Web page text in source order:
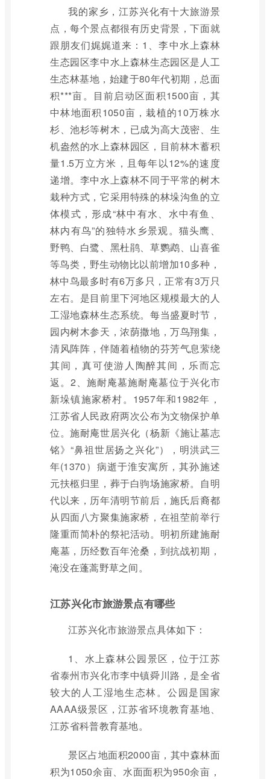
我的家乡，江苏兴化有十大旅游景
点，每个景点都很有历史背景，下面就
跟朋友们娓娓道来：1、李中水上森林
生态园区李中水上森林生态园区是人工
生态林基地，始建于80年代初期，总面
积***亩。目前启动区面积1500亩，其
中林地面积1050亩，栽植的10万株水
杉、池杉等树木，已成为高大茂密、生
机盎然的水上森林园区，目前林木蓄积
量1.5万立方米，且每年以12%的速度
递增。李中水上森林不同于平常的树木
栽种方式，它采用特殊的林垛沟鱼的立
体模式，形成“林中有水、水中有鱼、
林内有鸟”的独特水乡景观。猫头鹰、
野鸭、白鹭、黑杜鹃、草鹦鹉、山喜雀
等鸟类，野生动物比以前增加10多种，
林中鸟最多时有6万多只，正常有3万只
左右。是目前里下河地区规模最大的人
工湿地森林生态系统。每当盛夏时节，
园内树木参天，浓荫撒地，万鸟翔集，
清风阵阵，伴随着植物的芬芳气息萦绕
其间，真可使游人陶醉其间，乐而忘
返。2、施耐庵墓施耐庵墓位于兴化市
新垛镇施家桥村。1957年和1982年，
江苏省人民政府两次公布为文物保护单
位。施耐庵世居兴化（杨新《施让墓志
铭》“鼻祖世居扬之兴化”），明洪武三
年(1370）病逝于淮安寓所，其孙施述
元扶柩归里，葬于白驹场施家桥。自明
代以来，历年清明节前后，施氏后裔都
从四面八方聚集施家桥，在祖茔前举行
隆重而简朴的祭祀活动。明初所建施耐
庵墓，历经数百年沧桑，到抗战初期，
淹没在蓬蒿野草之间。
江苏兴化市旅游景点有哪些
江苏兴化市旅游景点具体如下：
1、水上森林公园景区，位于江苏
省泰州市兴化市李中镇舜川路，是全省
较大的人工湿地生态林。公园是国家
AAAA级景区，江苏省环境教育基地、
江苏省科普教育基地。
景区占地面积2000亩，其中森林面
积为1050余亩、水面面积为950余亩，